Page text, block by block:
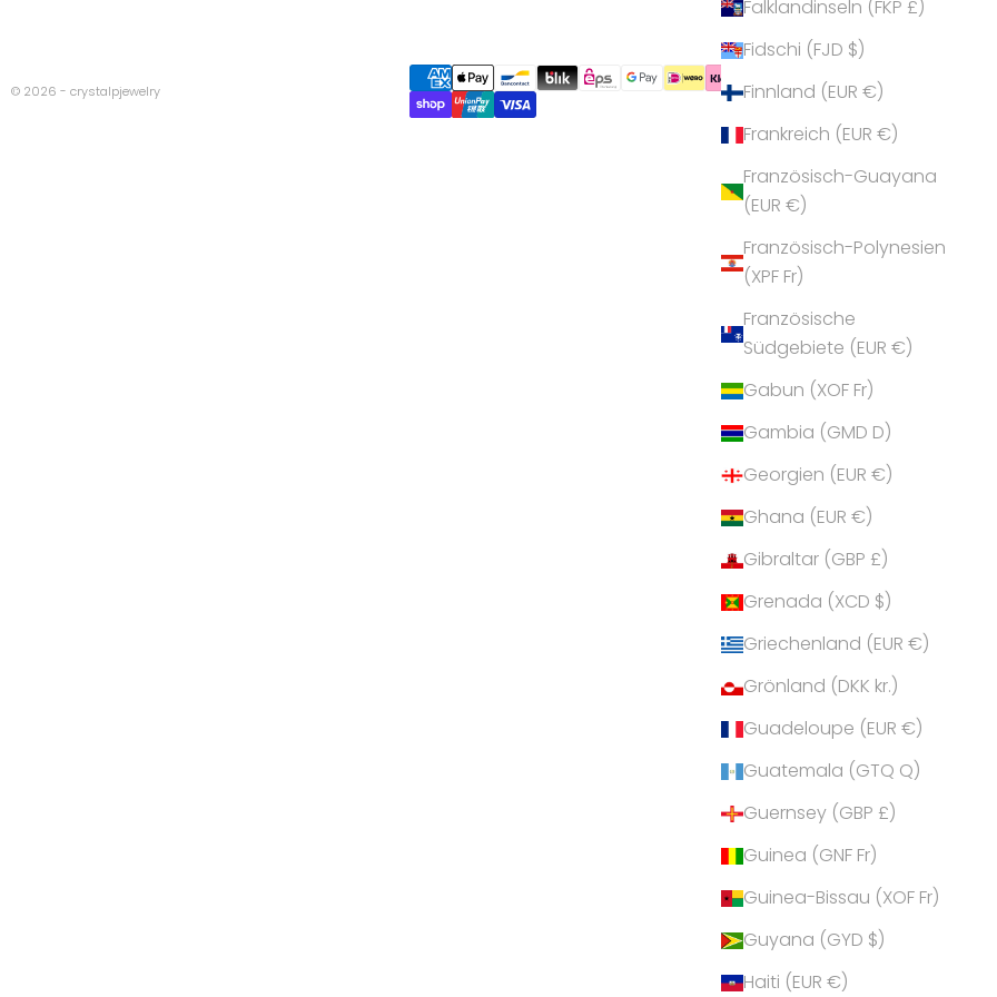
Falklandinseln (FKP £)
Fidschi (FJD $)
Finnland (EUR €)
Frankreich (EUR €)
Französisch-Guayana
(EUR €)
Französisch-Polynesien
(XPF Fr)
Französische
Südgebiete (EUR €)
Gabun (XOF Fr)
Gambia (GMD D)
Georgien (EUR €)
Ghana (EUR €)
Gibraltar (GBP £)
Grenada (XCD $)
Griechenland (EUR €)
Grönland (DKK kr.)
Guadeloupe (EUR €)
Guatemala (GTQ Q)
Guernsey (GBP £)
Guinea (GNF Fr)
Guinea-Bissau (XOF Fr)
Guyana (GYD $)
Haiti (EUR €)
© 2026 - crystalpjewelry